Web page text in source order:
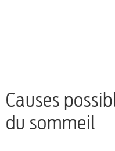
Causes
du sommeil